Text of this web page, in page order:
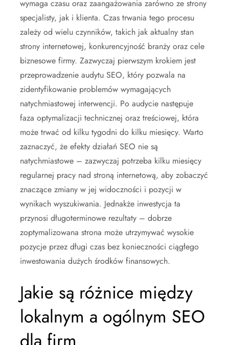
wymaga czasu oraz zaangażowania zarówno ze strony
specjalisty, jak i klienta. Czas trwania tego procesu
zależy od wielu czynników, takich jak aktualny stan
strony internetowej, konkurencyjność branży oraz cele
biznesowe firmy. Zazwyczaj pierwszym krokiem jest
przeprowadzenie audytu SEO, który pozwala na
zidentyfikowanie problemów wymagających
natychmiastowej interwencji. Po audycie następuje
faza optymalizacji technicznej oraz treściowej, która
może trwać od kilku tygodni do kilku miesięcy. Warto
zaznaczyć, że efekty działań SEO nie są
natychmiastowe – zazwyczaj potrzeba kilku miesięcy
regularnej pracy nad stroną internetową, aby zobaczyć
znaczące zmiany w jej widoczności i pozycji w
wynikach wyszukiwania. Jednakże inwestycja ta
przynosi długoterminowe rezultaty – dobrze
zoptymalizowana strona może utrzymywać wysokie
pozycje przez długi czas bez konieczności ciągłego
inwestowania dużych środków finansowych.
Jakie są różnice między
lokalnym a ogólnym SEO